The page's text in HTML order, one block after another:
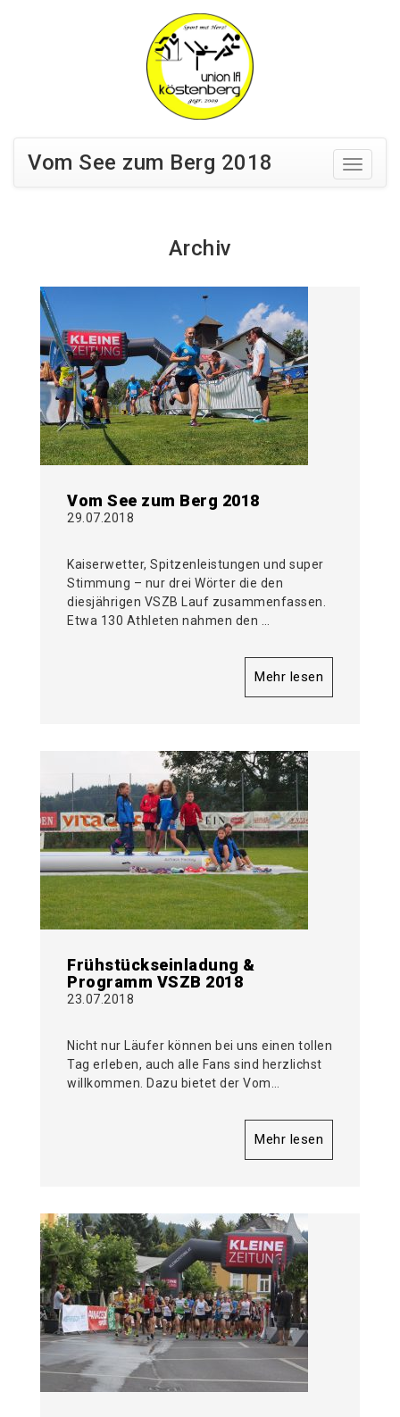
Vom See zum Berg 2018
Archiv
Vom See zum Berg 2018
29.07.2018
Kaiserwetter, Spitzenleistungen und super
Stimmung – nur drei Wörter die den
diesjährigen VSZB Lauf zusammenfassen.
Etwa 130 Athleten nahmen den …
Mehr lesen
Frühstückseinladung &
Programm VSZB 2018
23.07.2018
Nicht nur Läufer können bei uns einen tollen
Tag erleben, auch alle Fans sind herzlichst
willkommen. Dazu bietet der Vom…
Mehr lesen